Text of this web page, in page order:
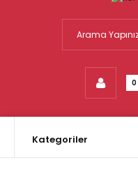
0
Kategoriler